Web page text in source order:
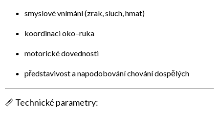
smyslové vnímání (zrak, sluch, hmat)
koordinaci oko–ruka
motorické dovednosti
představivost a napodobování chování dospělých
📏 Technické parametry: